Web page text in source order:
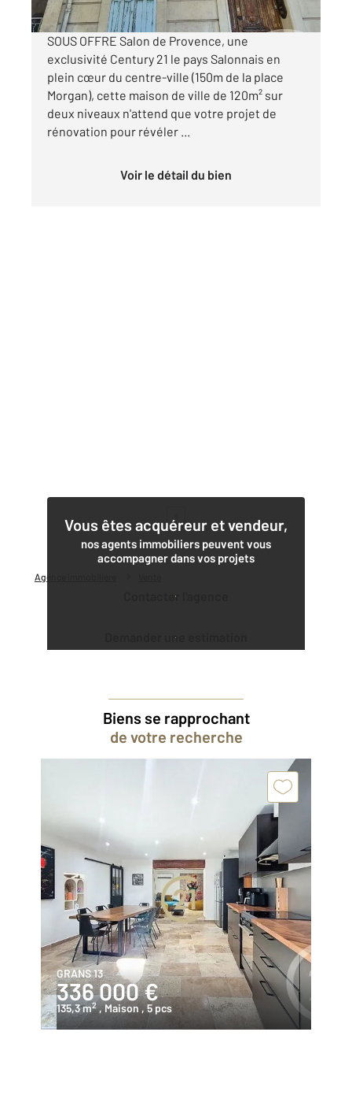
Agence immobilière
SOUS OFFRE Salon de Provence, une
exclusivité Century 21 le pays Salonnais en
plein cœur du centre-ville (150m de la place
Morgan), cette maison de ville de 120m² sur
deux niveaux n'attend que votre projet de
rénovation pour révéler ...
Voir le détail du bien
Vous êtes acquéreur et vendeur,
nos agents immobiliers peuvent vous
accompagner dans vos projets
Contacter l'agence
Demander une estimation
1
Biens se rapprochant
de votre recherche
GRANS 13
336 000 €
135,3 m2 , Maison , 5 pcs